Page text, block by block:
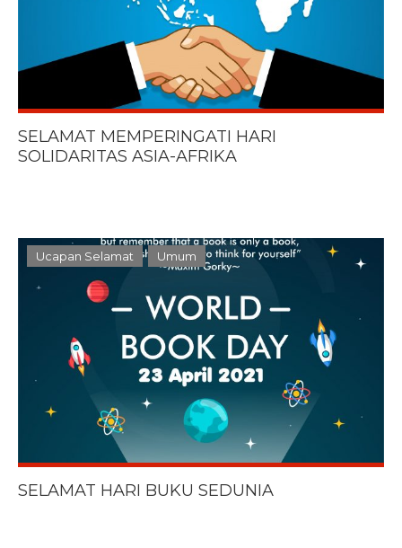
SELAMAT MEMPERINGATI HARI
SOLIDARITAS ASIA-AFRIKA
Ucapan Selamat Umum
SELAMAT HARI BUKU SEDUNIA